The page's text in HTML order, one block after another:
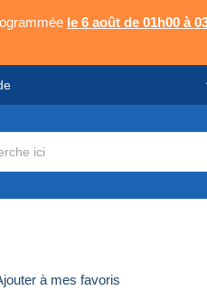
le 6 août de 01h00 à
à mes favoris